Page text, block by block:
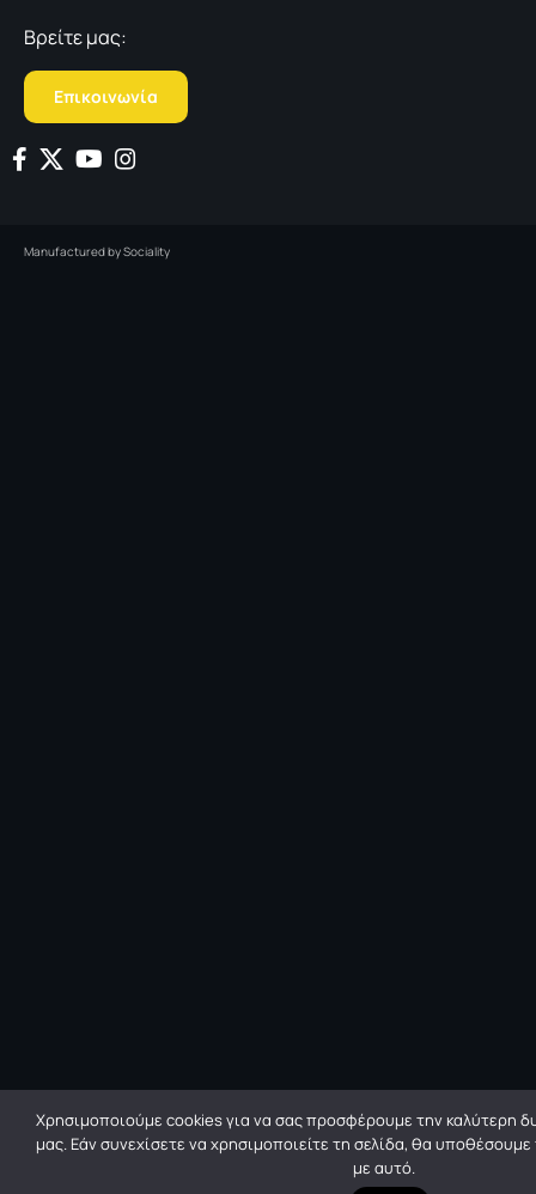
Βρείτε μας:
Επικοινωνία
Manufactured bySociality
Χρησιμοποιούμε cookies για να σας προσφέρουμε την καλύτερη
μας. Εάν συνεχίσετε να χρησιμοποιείτε τη σελίδα, θα
με αυτό.